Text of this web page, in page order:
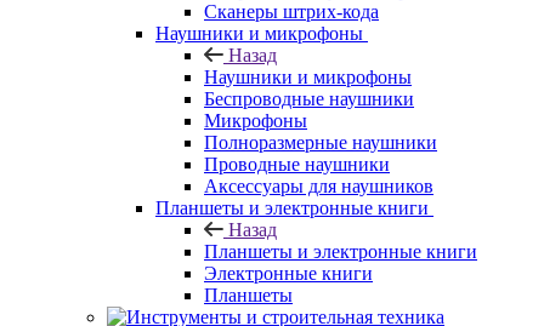
Сканеры штрих-кода
Наушники и микрофоны
Назад
Наушники и микрофоны
Беспроводные наушники
Микрофоны
Полноразмерные наушники
Проводные наушники
Аксессуары для наушников
Планшеты и электронные книги
Назад
Планшеты и электронные книги
Электронные книги
Планшеты